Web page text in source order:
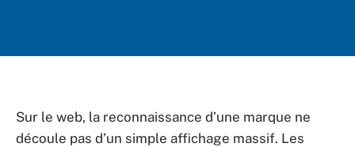
Sur le web, la reconnaissance d’une marque ne
découle pas d’un simple affichage massif. Les